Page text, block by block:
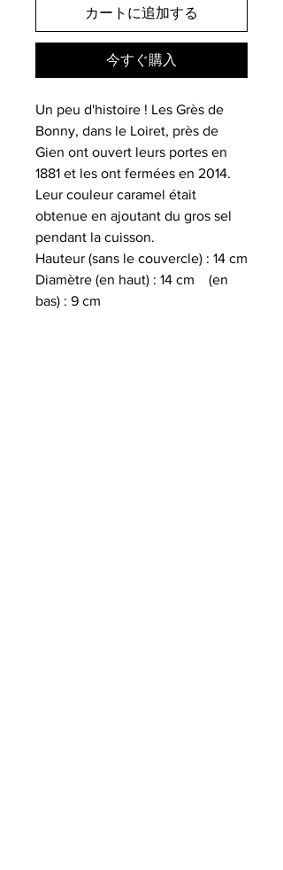
カートに追加する
今すぐ購入
Un peu d'histoire ! Les Grès de
Bonny, dans le Loiret, près de
Gien ont ouvert leurs portes en
1881 et les ont fermées en 2014.
Leur couleur caramel était
obtenue en ajoutant du gros sel
pendant la cuisson.
Hauteur (sans le couvercle) : 14 cm
Diamètre (en haut) : 14 cm (en
bas) : 9 cm